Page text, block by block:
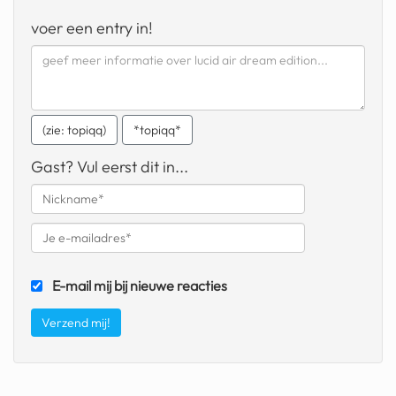
wibra
dubai chocolade
it really whips the llama s
ass
chinese automerken
boring phone
bakelse princess taart
dunkin donuts
voer een entry in!
(zie: topiqq) *topiqq*
Gast? Vul eerst dit in...
E-mail mij bij nieuwe reacties